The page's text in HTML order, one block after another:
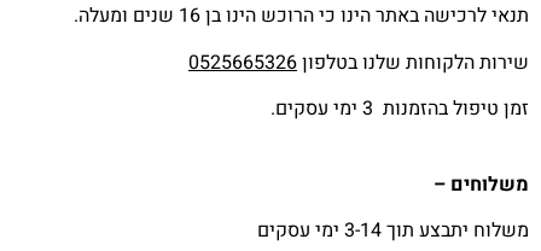
תנאי לרכישה באתר הינו כי הרוכש הינו בן 16 שנים ומעלה.
שירות הלקוחות שלנו בטלפון0525665326
זמן טיפול בהזמנות 3 ימי עסקים.
משלוחים –
משלוח יתבצע תוך 3-14 ימי עסקים